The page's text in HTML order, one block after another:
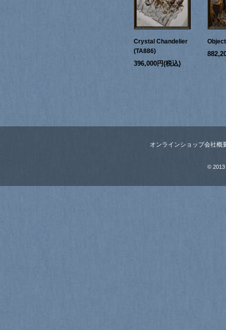
Crystal Chandelier
(TA886)
396,000円(税込)
オンラインショップ会社概
© 2013